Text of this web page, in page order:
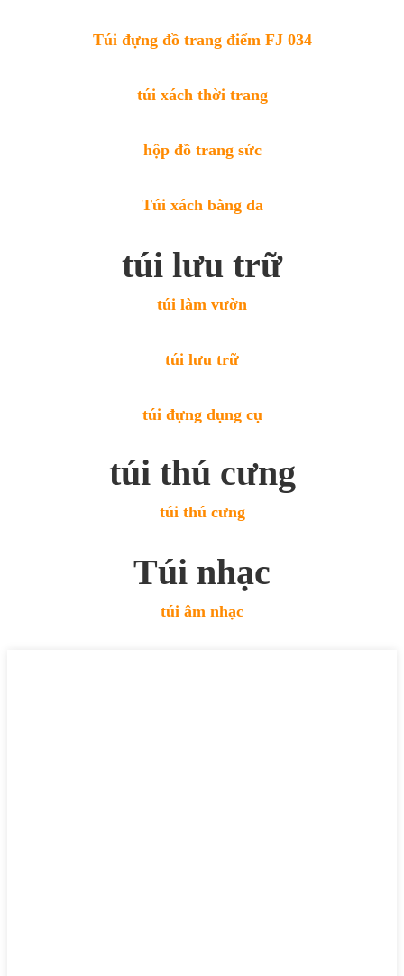
Túi đựng đồ trang điểm FJ 034
túi xách thời trang
hộp đồ trang sức
Túi xách bằng da
túi lưu trữ
túi làm vườn
túi lưu trữ
túi đựng dụng cụ
túi thú cưng
túi thú cưng
Túi nhạc
túi âm nhạc